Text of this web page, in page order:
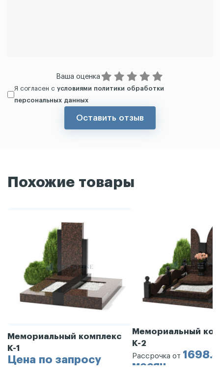
Ваша оценка
Я согласен сусловиями политики обработки
персональных данных
Оставить отзыв
Похожие товары
Мемориальный комплекс
К-1
Цена по запросу
Мемориальный
К-2
Рассрочка от
месяц